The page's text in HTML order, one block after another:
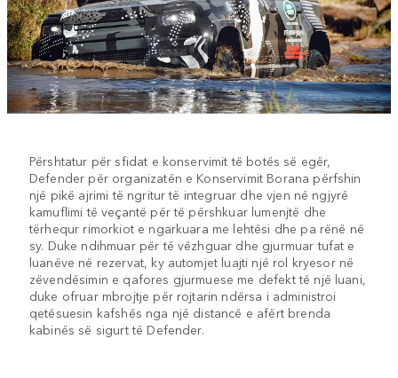
Përshtatur për sfidat e konservimit të botës së egër,
Defender për organizatën e Konservimit Borana përfshin
një pikë ajrimi të ngritur të integruar dhe vjen në ngjyrë
kamuflimi të veçantë për të përshkuar lumenjtë dhe
tërhequr rimorkiot e ngarkuara me lehtësi dhe pa rënë në
sy. Duke ndihmuar për të vëzhguar dhe gjurmuar tufat e
luanëve në rezervat, ky automjet luajti një rol kryesor në
zëvendësimin e qafores gjurmuese me defekt të një luani,
duke ofruar mbrojtje për rojtarin ndërsa i administroi
qetësuesin kafshës nga një distancë e afërt brenda
kabinës së sigurt të Defender.